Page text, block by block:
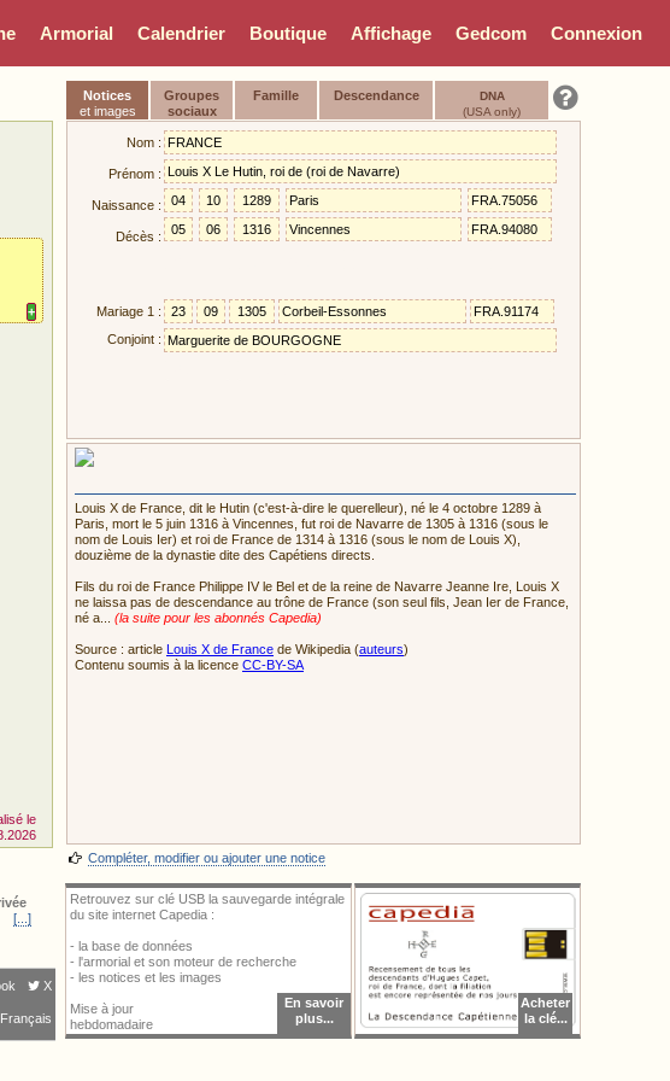
Connexion
Gedcom
Affichage
Boutique
Calendrier
Armorial
+
le
[...]
X
Français
Retrouvez sur clé USB la sauvegarde intégrale
du site internet Capedia :
- la base de données
- l'armorial et son moteur de recherche
- les notices et les images
Mise à jour
hebdomadaire
En savoir
plus...
Acheter
la clé...
Notices
et images
Groupes
sociaux
Famille Descendance
DNA
(USA only)
Nom :
Prénom :
Naissance :
Décès :
Mariage 1 :
Conjoint :
Louis X de France, dit le Hutin (c'est-à-dire le querelleur), né le 4 octobre 1289 à
Paris, mort le 5 juin 1316 à Vincennes, fut roi de Navarre de 1305 à 1316 (sous le
nom de Louis Ier) et roi de France de 1314 à 1316 (sous le nom de Louis X),
douzième de la dynastie dite des Capétiens directs.
Fils du roi de France Philippe IV le Bel et de la reine de Navarre Jeanne Ire, Louis X
ne laissa pas de descendance au trône de France (son seul fils, Jean Ier de France,
né a... (la suite pour les abonnés Capedia)
Source : article Louis X de France de Wikipedia (auteurs)
Contenu soumis à la licence CC-BY-SA
Compléter, modifier ou ajouter une notice